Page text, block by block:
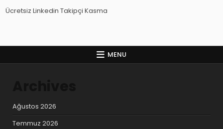
Ücretsiz Linkedin Takipçi Kasma
MENU
Ağustos 2026
Temmuz 2026